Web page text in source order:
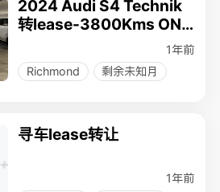
2024 Audi S4 Technik
转lease-3800Kms ONL
1年前
Richmond
剩余未知月
寻车lease转让
1年前